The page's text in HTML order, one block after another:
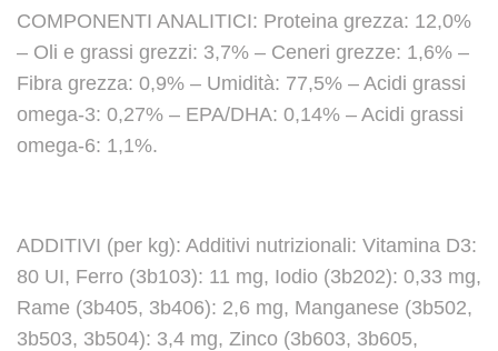
COMPONENTI ANALITICI: Proteina grezza: 12,0%
– Oli e grassi grezzi: 3,7% – Ceneri grezze: 1,6% –
Fibra grezza: 0,9% – Umidità: 77,5% – Acidi grassi
omega-3: 0,27% – EPA/DHA: 0,14% – Acidi grassi
omega-6: 1,1%.
ADDITIVI (per kg): Additivi nutrizionali: Vitamina D3:
80 UI, Ferro (3b103): 11 mg, Iodio (3b202): 0,33 mg,
Rame (3b405, 3b406): 2,6 mg, Manganese (3b502,
3b503, 3b504): 3,4 mg, Zinco (3b603, 3b605,